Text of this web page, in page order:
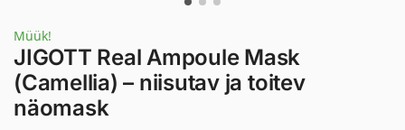
Müük!
JIGOTT Real Ampoule Mask
(Camellia) – niisutav ja toitev
näomask